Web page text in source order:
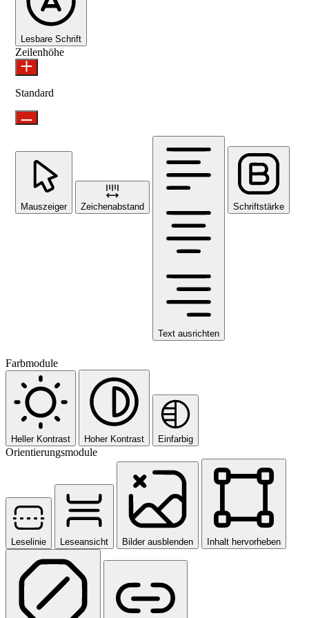
Lesbare Schrift
Zeilenhöhe
Standard
Mauszeiger Zeichenabstand
Text ausrichten
Schriftstärke
Farbmodule
Heller Kontrast Hoher Kontrast Einfarbig
Orientierungsmodule
Leselinie Leseansicht Bilder ausblenden Inhalt hervorheben